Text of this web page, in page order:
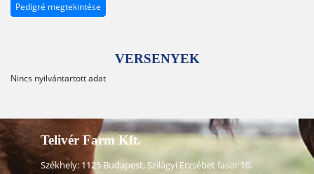
Pedigré megtekintése
VERSENYEK
Nincs nyilvántartott adat
Telivér Farm Kft.
Székhely: 1125 Budapest, Szilágyi Erzsébet fasor 10.